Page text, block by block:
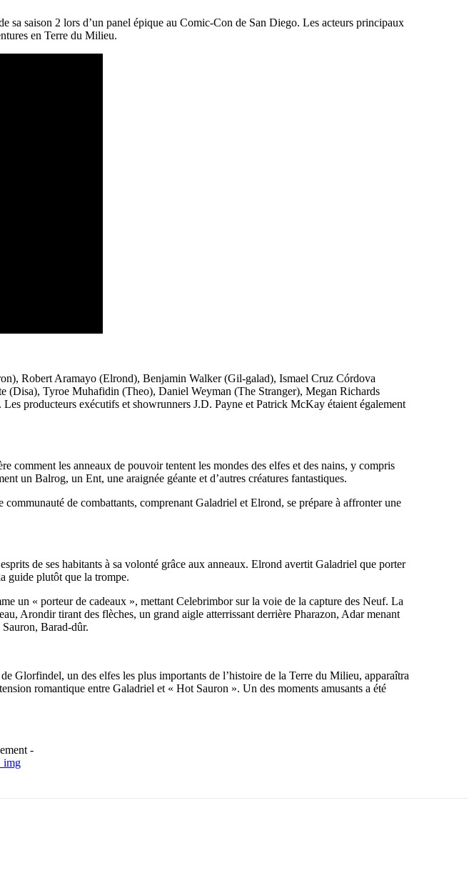
sa saison 2 lors d’un panel épique au Comic-Con de San Diego. Les acteurs principaux
en Terre du Milieu.
Robert Aramayo (Elrond), Benjamin Walker (Gil-galad), Ismael Cruz Córdova
Tyroe Muhafidin (Theo), Daniel Weyman (The Stranger), Megan Richards
producteurs exécutifs et showrunners J.D. Payne et Patrick McKay étaient également
comment les anneaux de pouvoir tentent les mondes des elfes et des nains, y compris
un Balrog, un Ent, une araignée géante et d’autres créatures fantastiques.
de combattants, comprenant Galadriel et Elrond, se prépare à affronter une
de ses habitants à sa volonté grâce aux anneaux. Elrond avertit Galadriel que porter
guide plutôt que la trompe.
un « porteur de cadeaux », mettant Celebrimbor sur la voie de la capture des Neuf. La
Arondir tirant des flèches, un grand aigle atterrissant derrière Pharazon, Adar menant
Sauron, Barad-dûr.
Glorfindel, un des elfes les plus importants de l’histoire de la Terre du Milieu, apparaîtra
romantique entre Galadriel et « Hot Sauron ». Un des moments amusants a été
-